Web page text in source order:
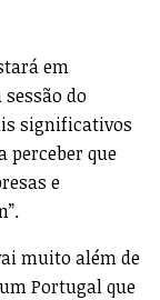
em
do
significativos
perceber que
e
muito além de
Portugal que